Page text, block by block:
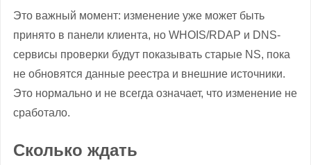
Это важный момент: изменение уже может быть
принято в панели клиента, но WHOIS/RDAP и DNS-
сервисы проверки будут показывать старые NS, пока
не обновятся данные реестра и внешние источники.
Это нормально и не всегда означает, что изменение не
сработало.
Сколько ждать